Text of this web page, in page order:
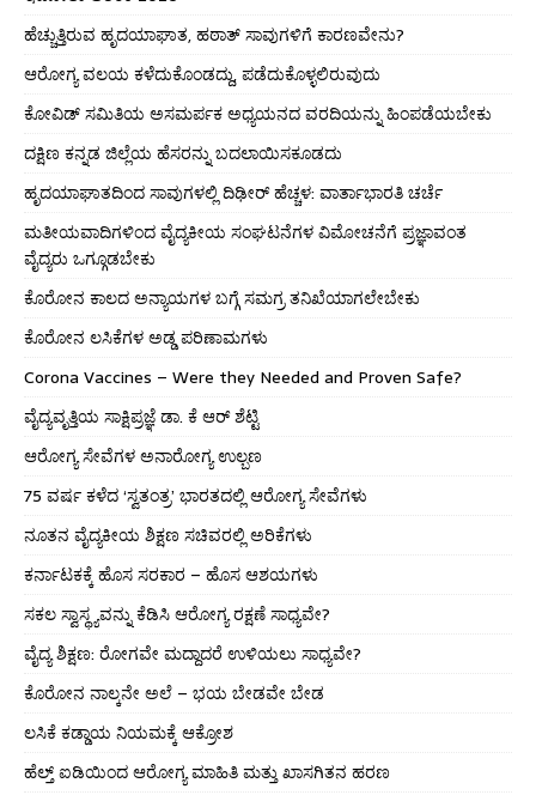
ಹೆಚ್ಚುತ್ತಿರುವ ಹೃದಯಾಘಾತ, ಹಠಾತ್ ಸಾವುಗಳಿಗೆ ಕಾರಣವೇನು?
ಆರೋಗ್ಯ ವಲಯ ಕಳೆದುಕೊಂಡದ್ದು, ಪಡೆದುಕೊಳ್ಳಲಿರುವುದು
ಕೋವಿಡ್ ಸಮಿತಿಯ ಅಸಮರ್ಪಕ ಅಧ್ಯಯನದ ವರದಿಯನ್ನು ಹಿಂಪಡೆಯಬೇಕು
ದಕ್ಷಿಣ ಕನ್ನಡ ಜಿಲ್ಲೆಯ ಹೆಸರನ್ನು ಬದಲಾಯಿಸಕೂಡದು
ಹೃದಯಾಘಾತದಿಂದ ಸಾವುಗಳಲ್ಲಿ ದಿಢೀರ್ ಹೆಚ್ಚಳ: ವಾರ್ತಾಭಾರತಿ ಚರ್ಚೆ
ಮತೀಯವಾದಿಗಳಿಂದ ವೈದ್ಯಕೀಯ ಸಂಘಟನೆಗಳ ವಿಮೋಚನೆಗೆ ಪ್ರಜ್ಞಾವಂತ
ವೈದ್ಯರು ಒಗ್ಗೂಡಬೇಕು
ಕೊರೋನ ಕಾಲದ ಅನ್ಯಾಯಗಳ ಬಗ್ಗೆ ಸಮಗ್ರ ತನಿಖೆಯಾಗಲೇಬೇಕು
ಕೊರೋನ ಲಸಿಕೆಗಳ ಅಡ್ಡ ಪರಿಣಾಮಗಳು
Corona Vaccines – Were they Needed and Proven Safe?
ವೈದ್ಯವೃತ್ತಿಯ ಸಾಕ್ಷಿಪ್ರಜ್ಞೆ ಡಾ. ಕೆ ಆರ್ ಶೆಟ್ಟಿ
ಆರೋಗ್ಯ ಸೇವೆಗಳ ಅನಾರೋಗ್ಯ ಉಲ್ಬಣ
75 ವರ್ಷ ಕಳೆದ ‘ಸ್ವತಂತ್ರ’ ಭಾರತದಲ್ಲಿ ಆರೋಗ್ಯ ಸೇವೆಗಳು
ನೂತನ ವೈದ್ಯಕೀಯ ಶಿಕ್ಷಣ ಸಚಿವರಲ್ಲಿ ಅರಿಕೆಗಳು
ಕರ್ನಾಟಕಕ್ಕೆ ಹೊಸ ಸರಕಾರ – ಹೊಸ ಆಶಯಗಳು
ಸಕಲ ಸ್ವಾಸ್ಥ್ಯವನ್ನು ಕೆಡಿಸಿ ಆರೋಗ್ಯ ರಕ್ಷಣೆ ಸಾಧ್ಯವೇ?
ವೈದ್ಯ ಶಿಕ್ಷಣ: ರೋಗವೇ ಮದ್ದಾದರೆ ಉಳಿಯಲು ಸಾಧ್ಯವೇ?
ಕೊರೋನ ನಾಲ್ಕನೇ ಅಲೆ – ಭಯ ಬೇಡವೇ ಬೇಡ
ಲಸಿಕೆ ಕಡ್ಡಾಯ ನಿಯಮಕ್ಕೆ ಆಕ್ರೋಶ
ಹೆಲ್ತ್ ಐಡಿಯಿಂದ ಆರೋಗ್ಯ ಮಾಹಿತಿ ಮತ್ತು ಖಾಸಗಿತನ ಹರಣ